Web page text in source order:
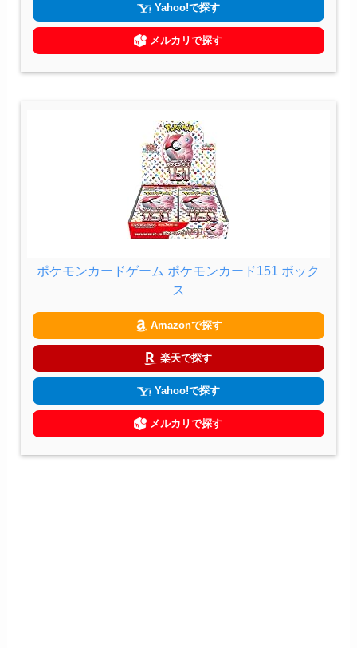
Yahoo!で探す
メルカリで探す
ポケモンカードゲーム ポケモンカード151 ボック
ス
Amazonで探す
楽天で探す
Yahoo!で探す
メルカリで探す